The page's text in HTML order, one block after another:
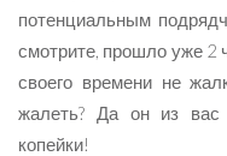
потенциальным
смотрите, прошло уже 2
своего времени не
жалеть? Да он из вас
копейки!